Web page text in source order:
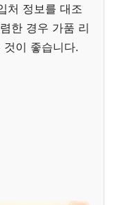
처 정보를 대조
한 경우 가품 리
이 좋습니다.